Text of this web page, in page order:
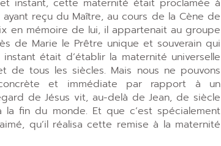
reçu du Maître, au cours de la Cène de
en mémoire de lui, il appartenait au groupe
de Marie le Prêtre unique et souverain qui
était d’établir la maternité universelle
de tous les siècles. Mais nous ne pouvons
et immédiate par rapport à un
de Jésus vit, au-delà de Jean, de siècle
fin du monde. Et que c’est spécialement
qu’il réalisa cette remise à la maternité